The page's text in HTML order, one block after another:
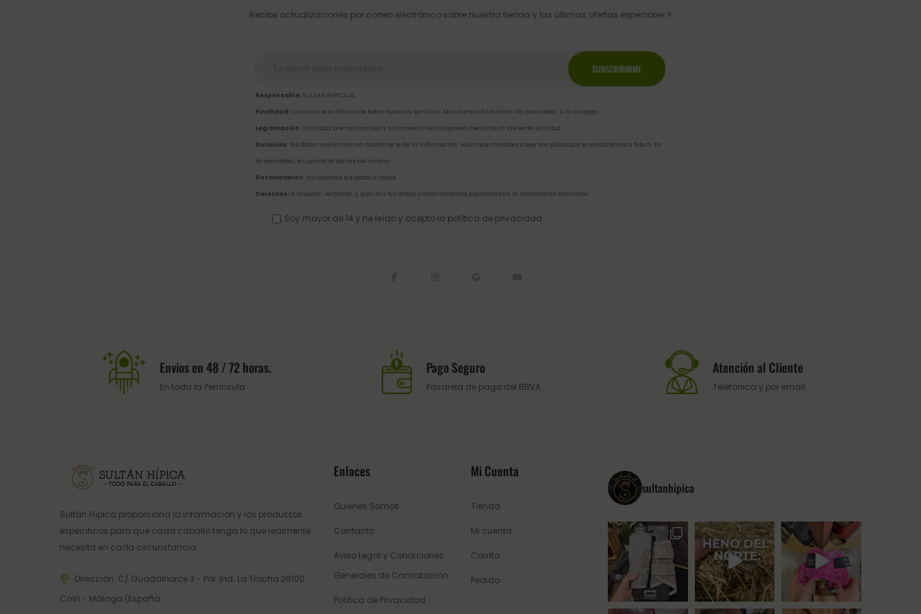
Recibe actualizaciones por correo electrónico sobre nuestra tienda y las últimas ofertas especiales !!
Responsable: SULTAN HIPICA SL.
Finalidad: contactarte e informarte sobre nuestros servicios. Mandarte información vía newsletter, si lo aceptas.
Legitimación: finalidad pre-contractual y tu consentimiento expreso mediante la presente solicitud.
Duración: los datos se eliminan en cuanto se te da la información, salvo que contrates o que nos pidas que te contactemos a futuro. En
la newsletter, en cuanto te borras del mismo.
Destinatarios: no cedemos tus datos a nadie.
Derechos: A acceder, rectificar, y suprimir tus datos, y otros derechos explicados en la información adicional
Soy mayor de 14 y he leído y acepto la política de privacidad
Envios en 48 / 72 horas.
En toda la Península
Pago Seguro
Pasarela de pago del BBVA
Atención al Cliente
Telefónica y por email
Sultán Hípica proporciona la información y los productos
específicos para que cada caballo tenga lo que realmente
necesita en cada circunstancia.
Dirección: C/ Guadalhorce 3 - Pol. Ind. La Trocha 29100
Coín - Málaga (España.
Enlaces
Quienes Somos
Contacto
Aviso Legal y Condiciones
Generales de Contratación
Política de Privacidad
Mi Cuenta
Tienda
Mi cuenta
Carrito
Pedido
sultanhipica